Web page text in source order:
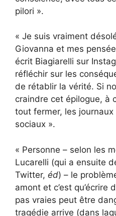
pilori ».
« Je suis vraiment
Giovanna et mes
écrit Biagiarelli sur
réfléchir sur les
de rétablir la vérité. Si
craindre cet épilogue, à
tout fermer, les
sociaux ».
« Personne – selon les
Lucarelli (qui a ensuite
Twitter, éd) – le
amont et c’est qu’écrire
pas vraies peut être
tragédie arrive (dans